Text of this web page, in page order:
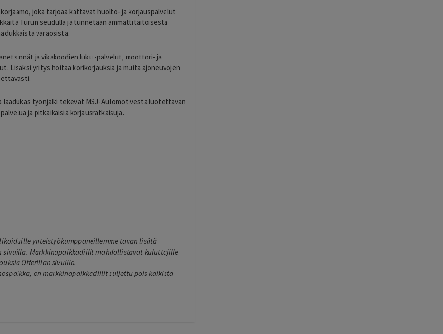
joka tarjoaa kattavat huolto- ja korjauspalvelut
Turun seudulla ja tunnetaan ammattitaitoisesta
varaosista.
ja vikakoodien luku -palvelut, moottori- ja
Lisäksi yritys hoitaa korikorjauksia ja muita ajoneuvojen
laadukas työnjälki tekevät MSJ-Automotivesta luotettavan
ja pitkäikäisiä korjausratkaisuja.
yhteistyökumppaneillemme tavan lisätä
sivuilla. Markkinapaikkadiilit mahdollistavat kuluttajille
Offerillan sivuilla.
on markkinapaikkadiilit suljettu pois kaikista